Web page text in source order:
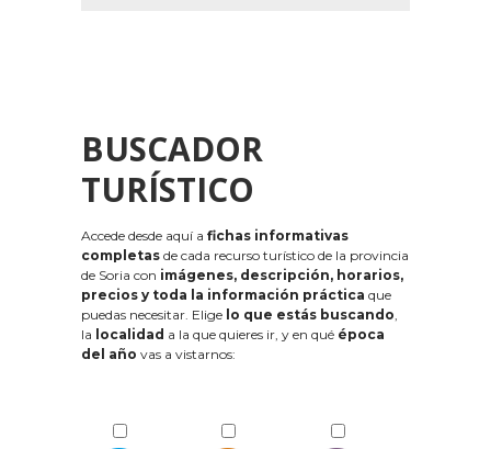
BUSCADOR
TURÍSTICO
Accede desde aquí a fichas informativas
completas de cada recurso turístico de la provincia
de Soria con imágenes, descripción, horarios,
precios y toda la información práctica que
puedas necesitar. Elige lo que estás buscando,
la localidad a la que quieres ir, y en qué época
del año vas a vistarnos: